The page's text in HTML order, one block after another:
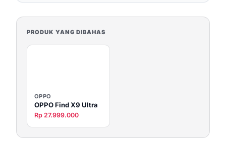
PRODUK YANG DIBAHAS
OPPO
OPPO Find X9 Ultra
Rp 27.999.000